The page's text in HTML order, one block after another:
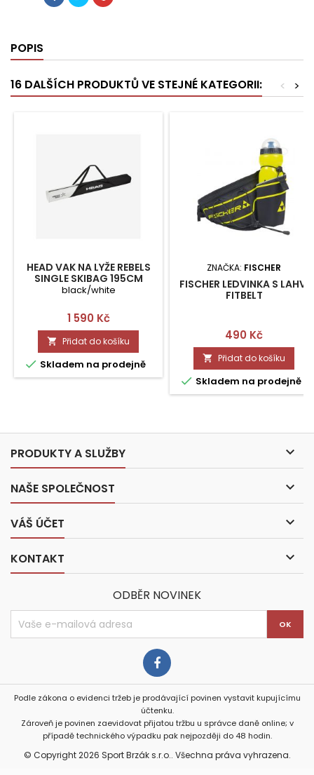
POPIS
16 DALŠÍCH PRODUKTŮ VE STEJNÉ KATEGORII: >
<
HEAD VAK NA LYŽE REBELS
SINGLE SKIBAG 195CM
black/white
Cena
1 590 Kč
 Přidat do košíku
 Skladem na prodejně
ZNAČKA: FISCHER
FISCHER LEDVINKA S LAHVÍ
FITBELT
Cena
490 Kč
 Přidat do košíku
 Skladem na prodejně
PRODUKTY A SLUŽBY 
NAŠE SPOLEČNOST 
VÁŠ ÚČET 
KONTAKT 
ODBĚR NOVINEK
Podle zákona o evidenci tržeb je prodávající povinen vystavit kupujícímu
účtenku.
Zároveň je povinen zaevidovat přijatou tržbu u správce daně online; v
případě technického výpadku pak nejpozději do 48 hodin.
© Copyright 2026 Sport Brzák s.r.o.. Všechna práva vyhrazena.